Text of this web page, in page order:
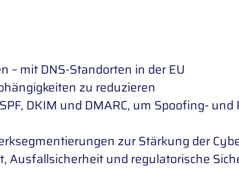
– mit DNS-Standorten in der EU
zu reduzieren
DKIM und DMARC, um Spoofing-
zur Stärkung der
Ausfallsicherheit und regulatorische